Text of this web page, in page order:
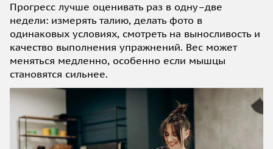
Прогресс лучше оценивать раз в одну–две
недели: измерять талию, делать фото в
одинаковых условиях, смотреть на выносливость и
качество выполнения упражнений. Вес может
меняться медленно, особенно если мышцы
становятся сильнее.